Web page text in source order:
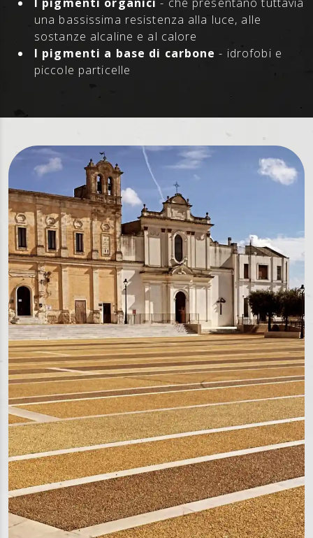
una bassissima resistenza alla luce, alle
sostanze alcaline e al calore
I pigmenti a base di carbone - idrofobi e
piccole particelle